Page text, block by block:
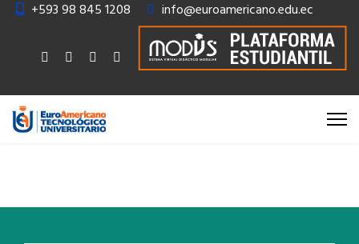
+593 98 845 1208 info@euroamericano.edu.ec